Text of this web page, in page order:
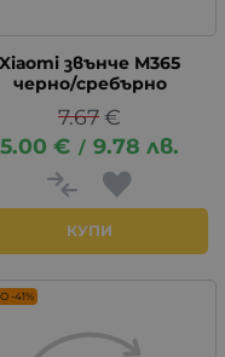
Xiаomi звънче М365
черно/сребърно
7.67€
5.00 € / 9.78 лв.
КУПИ
-41%